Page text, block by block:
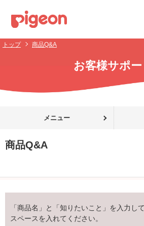
トップ 商品Q&A
お客様サポー
メニュー
商品Q&A
「商品名」と「知りたいこと」を入力し
スペースを入れてください。